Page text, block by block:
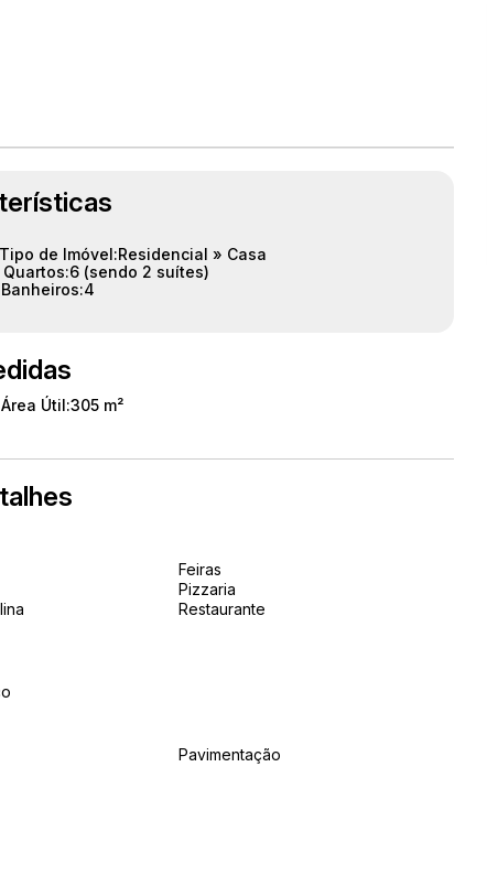
versatilidade para atender às necessidades
e grande valorização.
visita.
Tipo de Imóvel:Residencial » Casa
Quartos:6 (sendo 2 suítes)
Banheiros:4
Área Útil:305 m²
Feiras
Pizzaria
Restaurante
Pavimentação